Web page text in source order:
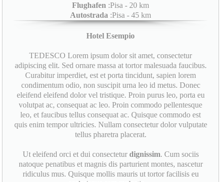
Flughafen :Pisa - 20 km
Autostrada :Pisa - 45 km
Hotel Esempio
TEDESCO Lorem ipsum dolor sit amet, consectetur
adipiscing elit. Sed ornare massa at tortor malesuada faucibus.
Curabitur imperdiet, est et porta tincidunt, sapien lorem
condimentum odio, non suscipit urna leo id metus. Donec
eleifend eleifend dolor vel tristique. Proin purus leo, porta eu
volutpat ac, consequat ac leo. Proin commodo pellentesque
leo, et faucibus tellus consequat ac. Quisque commodo est
quis enim tempor ultricies. Nullam consectetur dolor vulputate
tellus pharetra placerat.
Ut eleifend orci et dui consectetur dignissim. Cum sociis
natoque penatibus et magnis dis parturient montes, nascetur
ridiculus mus. Quisque mollis mauris ut tortor facilisis eu